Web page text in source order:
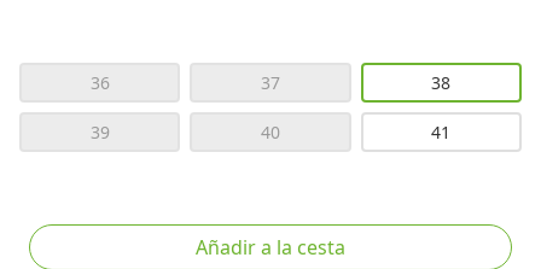
36 37 38
39 40 41